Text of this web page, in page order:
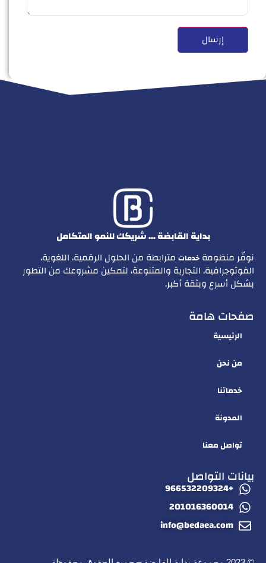
بداية القابضة … شريكك للنمو المتكامل
نوفّر منظومة خدمات مترابطة من الحلول الرقمية، اللغوية،
الفوتوجرافية، التجارية والمتنوعة، لتمكين مشروعك من التطور
بشكل أسرع وبثقة أكبر.
صفحات هامة
الرئيسية
من نحن
خدماتنا
المدونة
تواصل معنا
بيانات التواصل
+966532209324
201016360014
info@bedaea.com